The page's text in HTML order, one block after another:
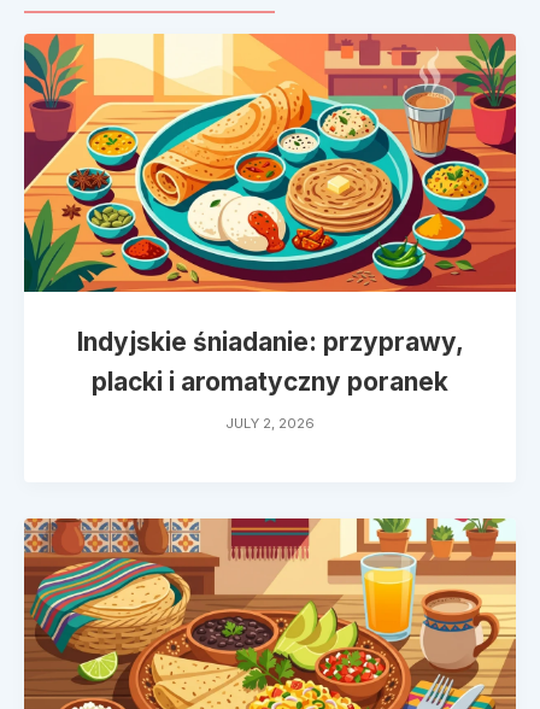
Indyjskie śniadanie: przyprawy,
placki i aromatyczny poranek
JULY 2, 2026